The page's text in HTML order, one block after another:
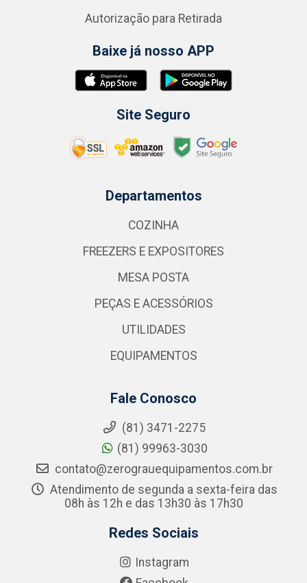
Autorização para Retirada
Baixe já nosso APP
Site Seguro
Departamentos
COZINHA
FREEZERS E EXPOSITORES
MESA POSTA
PEÇAS E ACESSÓRIOS
UTILIDADES
EQUIPAMENTOS
Fale Conosco
(81) 3471-2275
(81) 99963-3030
contato@zerograuequipamentos.com.br
Atendimento de segunda a sexta-feira das
08h às 12h e das 13h30 às 17h30
Redes Sociais
Instagram